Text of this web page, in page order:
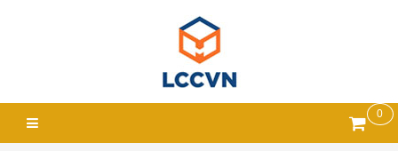
0